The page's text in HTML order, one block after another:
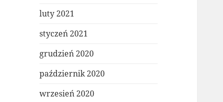
luty 2021
styczeń 2021
grudzień 2020
październik 2020
wrzesień 2020